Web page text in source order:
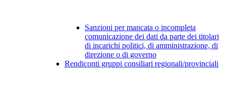
Sanzioni per mancata o incompleta
comunicazione dei dati da parte dei titolari
di incarichi politici, di amministrazione, di
direzione o di governo
Rendiconti gruppi consiliari regionali/provinciali